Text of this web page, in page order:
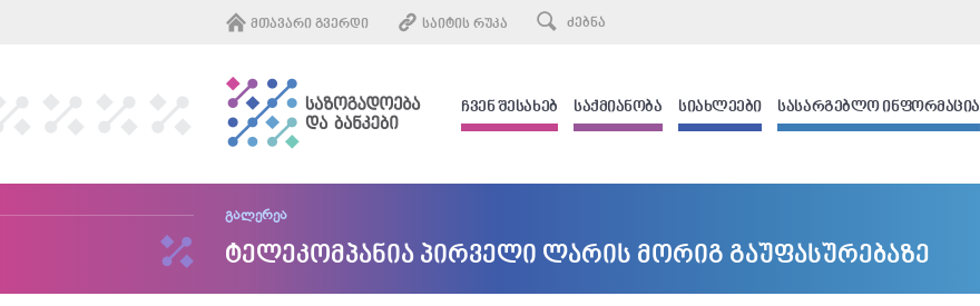
ᲛᲗᲐᲕᲐᲠᲘ ᲒᲕᲔᲠᲓᲘ ᲡᲐᲘᲢᲘᲡ ᲠᲣᲙᲐ
ᲩᲕᲔᲜ ᲨᲔᲡᲐᲮᲔᲑ ᲡᲐᲥᲛᲘᲐᲜᲝᲑᲐ ᲡᲘᲐᲮᲚᲔᲔᲑᲘ ᲡᲐᲡᲐᲠᲒᲔᲑᲚᲝ ᲘᲜᲤᲝᲠᲛᲐᲪᲘᲐ
გალერეა
ტელეკომპანია პირველი ლარის მორიგ გაუფასურებაზე